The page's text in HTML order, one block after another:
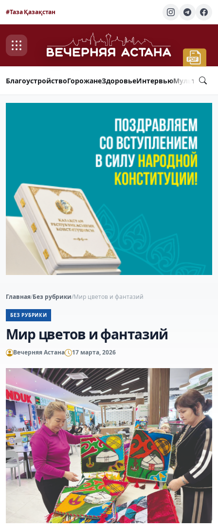
#Таза Қазақстан
БлагоустройствоГорожанеЗдоровьеИнтервью
Главная/Без рубрики/Мир цветов и фантазий
БЕЗ РУБРИКИ
Мир цветов и фантазий
Вечерняя Астана 17 марта, 2026